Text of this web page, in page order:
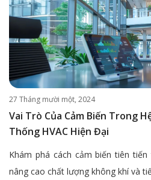
27 Tháng mười một, 2024
Vai Trò Của Cảm Biến Trong
Thống HVAC Hiện Đại
Khám phá cách cảm biến tiên
nâng cao chất lượng không khí và